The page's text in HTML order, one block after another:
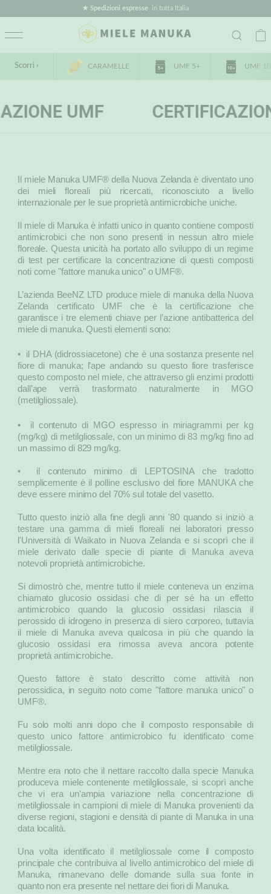
★ Spedizioni espresse in tutta Italia
Scorri › CARAMELLE UMF 5+ UMF
UMF
Il miele Manuka UMF® della Nuova Zelanda è diventato uno
dei mieli floreali più ricercati, riconosciuto a livello
internazionale per le sue proprietà antimicrobiche uniche.
Il miele di Manuka è infatti unico in quanto contiene composti
antimicrobici che non sono presenti in nessun altro miele
floreale. Questa unicità ha portato allo sviluppo di un regime
di test per certificare la concentrazione di questi composti
noti come "fattore manuka unico" o UMF®.
L’azienda BeeNZ LTD produce miele di manuka della Nuova
Zelanda certificato UMF che è la certificazione che
garantisce i tre elementi chiave per l’azione antibatterica del
miele di manuka. Questi elementi sono:
• il DHA (didrossiacetone) che è una sostanza presente nel
fiore di manuka; l’ape andando su questo fiore trasferisce
questo composto nel miele, che attraverso gli enzimi prodotti
dall’ape verrà trasformato naturalmente in MGO
(metilgliossale).
• il contenuto di MGO espresso in miriagrammi per kg
(mg/kg) di metilgliossale, con un minimo di 83 mg/kg fino ad
un massimo di 829 mg/kg.
• il contenuto minimo di LEPTOSINA che tradotto
semplicemente è il polline esclusivo del fiore MANUKA che
deve essere minimo del 70% sul totale del vasetto.
Tutto questo iniziò alla fine degli anni '80 quando si iniziò a
testare una gamma di mieli floreali nei laboratori presso
l'Università di Waikato in Nuova Zelanda e si scoprì che il
miele derivato dalle specie di piante di Manuka aveva
notevoli proprietà antimicrobiche.
Si dimostrò che, mentre tutto il miele conteneva un enzima
chiamato glucosio ossidasi che di per sé ha un effetto
antimicrobico quando la glucosio ossidasi rilascia il
perossido di idrogeno in presenza di siero corporeo, tuttavia
il miele di Manuka aveva qualcosa in più che quando la
glucosio ossidasi era rimossa aveva ancora potente
proprietà antimicrobiche.
Questo fattore è stato descritto come attività non
perossidica, in seguito noto come "fattore manuka unico" o
UMF®.
Fu solo molti anni dopo che il composto responsabile di
questo unico fattore antimicrobico fu identificato come
metilgliossale.
Mentre era noto che il nettare raccolto dalla specie Manuka
produceva miele contenente metilgliossale, si scoprì anche
che vi era un'ampia variazione nella concentrazione di
metilgliossale in campioni di miele di Manuka provenienti da
diverse regioni, stagioni e densità di piante di Manuka in una
data località.
Una volta identificato il metilgliossale come il composto
principale che contribuiva al livello antimicrobico del miele di
Manuka, rimanevano delle domande sulla sua fonte in
quanto non era presente nel nettare dei fiori di Manuka.